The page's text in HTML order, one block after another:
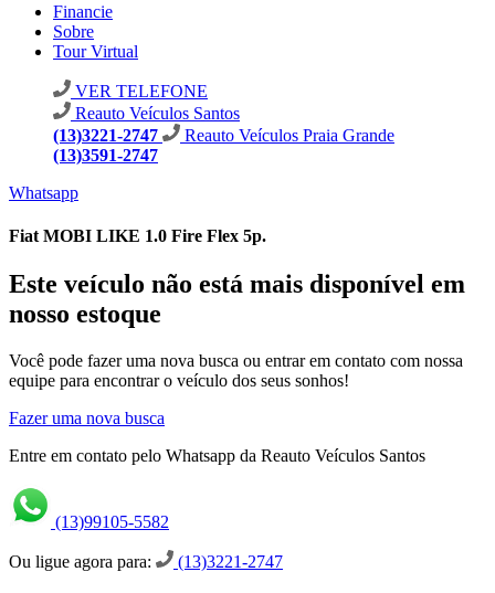
Financie
Sobre
Tour Virtual
VER TELEFONE
Reauto Veículos Santos
(13)3221-2747
Reauto Veículos Praia Grande
(13)3591-2747
Whatsapp
Fiat MOBI LIKE 1.0 Fire Flex 5p.
Este veículo não está mais disponível em
nosso estoque
Você pode fazer uma nova busca ou entrar em contato com nossa
equipe para encontrar o veículo dos seus sonhos!
Fazer uma nova busca
Entre em contato pelo Whatsapp da Reauto Veículos Santos
(13)99105-5582
Ou ligue agora para: (13)3221-2747